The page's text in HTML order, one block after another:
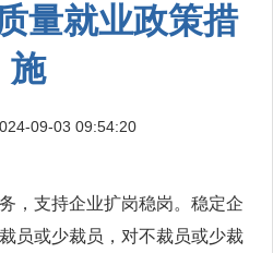
量就业政策措
施
09-03 09:54:20
，支持企业扩岗稳岗。稳定企
员或少裁员，对不裁员或少裁